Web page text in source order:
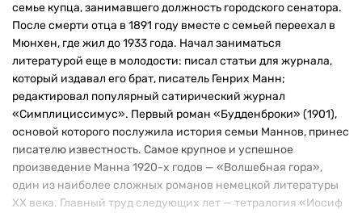
семье купца, занимавшего должность городского сенатора.
После смерти отца в 1891 году вместе с семьей переехал в
Мюнхен, где жил до 1933 года. Начал заниматься
литературой еще в молодости: писал статьи для журнала,
который издавал его брат, писатель Генрих Манн;
редактировал популярный сатирический журнал
«Симплициссимус». Первый роман «Будденброки» (1901),
основой которого послужила история семьи Маннов, принес
писателю известность. Самое крупное и успешное
произведение Манна 1920-х годов — «Волшебная гора»,
один из наиболее сложных романов немецкой литературы
XX века. Главный труд следующих лет — тетралогия «Иосиф